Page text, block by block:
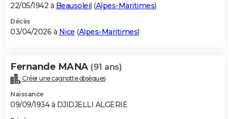
22/05/1942 à Beausoleil (Alpes-Maritimes)
Décès
03/04/2026 à Nice (Alpes-Maritimes)
Fernande MANA (91 ans)
Créer une cagnotte obsèques
Naissance
09/09/1934 à DJIDJELLI ALGERIE